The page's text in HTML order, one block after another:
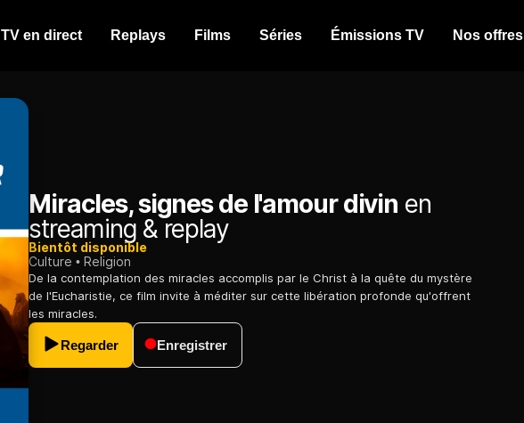
TV en direct Replays Films Séries Émissions TV Nos offres
Miracles, signes de l'amour divin en
streaming & replay
Bientôt disponible
Culture
Religion
De la contemplation des miracles accomplis par le Christ à la quête du mystère
de l'Eucharistie, ce film invite à méditer sur cette libération profonde qu'offrent
les miracles.
Regarder Enregistrer